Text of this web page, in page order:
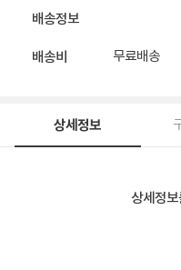
배송정보
배송비 무료배송
상세정보
상세정보